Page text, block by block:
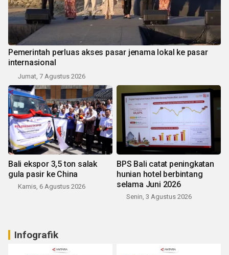
Pemerintah perluas akses pasar jenama lokal ke pasar
internasional
Jumat, 7 Agustus 2026
Bali ekspor 3,5 ton salak
gula pasir ke China
Kamis, 6 Agustus 2026
BPS Bali catat peningkatan
hunian hotel berbintang
selama Juni 2026
Senin, 3 Agustus 2026
Infografik